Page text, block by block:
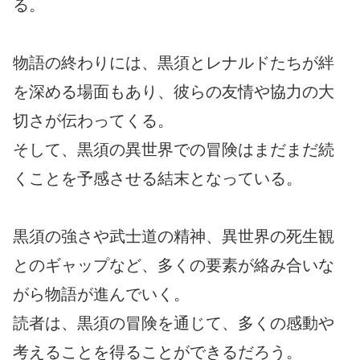
る。
物語の終わりには、黒須とレナルドたちが絆
を深める場面もあり、彼らの友情や協力の大
切さが伝わってくる。
そして、黒須の異世界での冒険はまだまだ続
くことを予感させる結末となっている。
黒須の強さや武士道の精神、異世界の死生観
とのギャップなど、多くの要素が絡み合いな
がら物語が進んでいく。
読者は、黒須の冒険を通じて、多くの感動や
考えることを得ることができるだろう。